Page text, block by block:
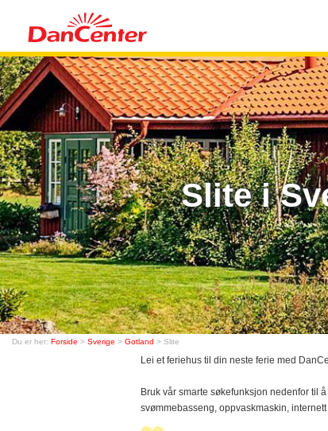
Slite i
Du er her: Forside > Sverige > Gotland > Slite
Lei et feriehus til din neste ferie med
Bruk vår smarte søkefunksjon nedenfor til
svømmebasseng, oppvaskmaskin, internett